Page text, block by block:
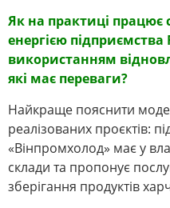
Як на практиці працює
енергією
використанням
які має переваги?
Найкраще пояснити
реалізованих проєктів:
«Вінпромхолод» має у
склади та пропонує
зберігання продуктів